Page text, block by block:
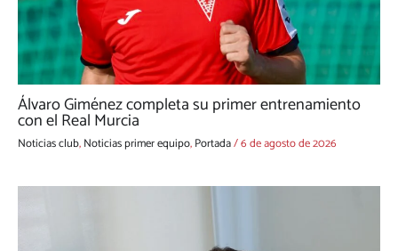
Álvaro Giménez completa su primer entrenamiento
con el Real Murcia
Noticias club,Noticias primer equipo,Portada/6 de agosto de 2026